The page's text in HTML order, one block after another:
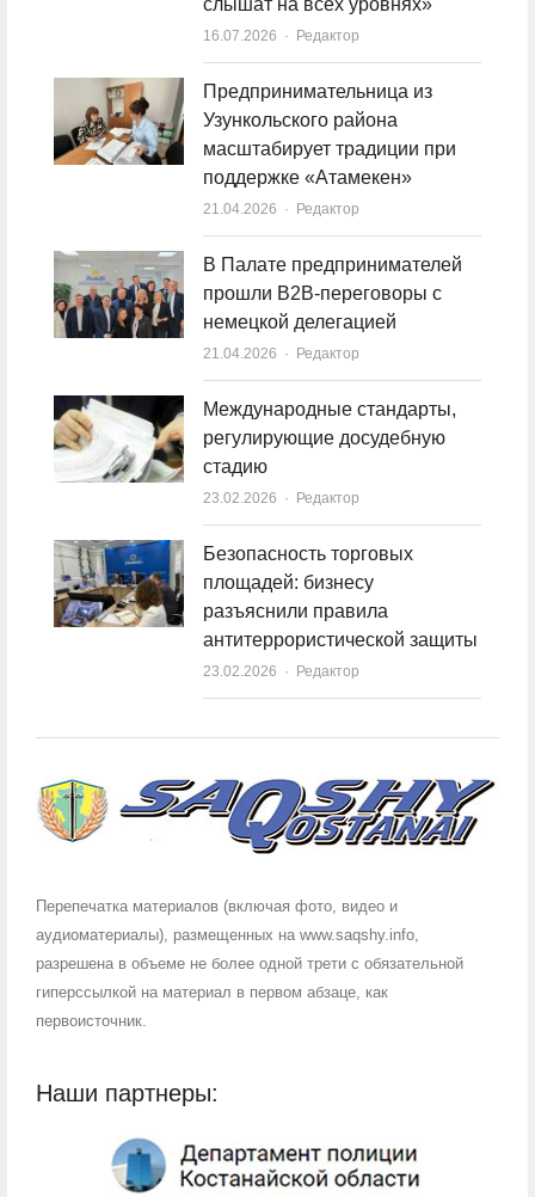
слышат на всех уровнях»
16.07.2026 Author
Редактор
Предпринимательница из
Узункольского района
масштабирует традиции при
поддержке «Атамекен»
21.04.2026 Author
Редактор
В Палате предпринимателей
прошли B2B-переговоры с
немецкой делегацией
21.04.2026 Author
Редактор
Международные стандарты,
регулирующие досудебную
стадию
23.02.2026 Author
Редактор
Безопасность торговых
площадей: бизнесу
разъяснили правила
антитеррористической защиты
23.02.2026 Author
Редактор
Перепечатка материалов (включая фото, видео и
аудиоматериалы), размещенных на www.saqshy.info,
разрешена в объеме не более одной трети с обязательной
гиперссылкой на материал в первом абзаце, как
первоисточник.
Наши партнеры: